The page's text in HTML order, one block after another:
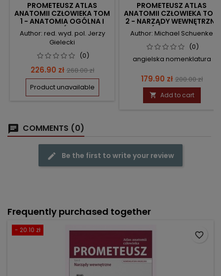
PROMETEUSZ ATLAS
ANATOMII CZŁOWIEKA TOM
1 - ANATOMIA OGÓLNA I
UKŁAD MIĘŚNIOWO-
SZKIELETOWY
(NOMENKLATURA
ANGIELSKA)
Author: red. wyd. pol. Jerzy
Gielecki
(0)
Price
226.90 zł Regular
price
268.00 zł
Product unavailable
PROMETEUSZ ATLAS
ANATOMII CZŁOWIEKA TOM
2 - NARZĄDY WEWNĘTRZNE
(ANGIELSKA
NOMENKLATURA)
Author: Michael Schuenke
(0)
angielska nomenklatura
Price
179.90 zł Regular
price
200.00 zł
 Add to cart
COMMENTS (0)
Be the first to write your review
Frequently purchased together
- 20.10 zł
favorite_border